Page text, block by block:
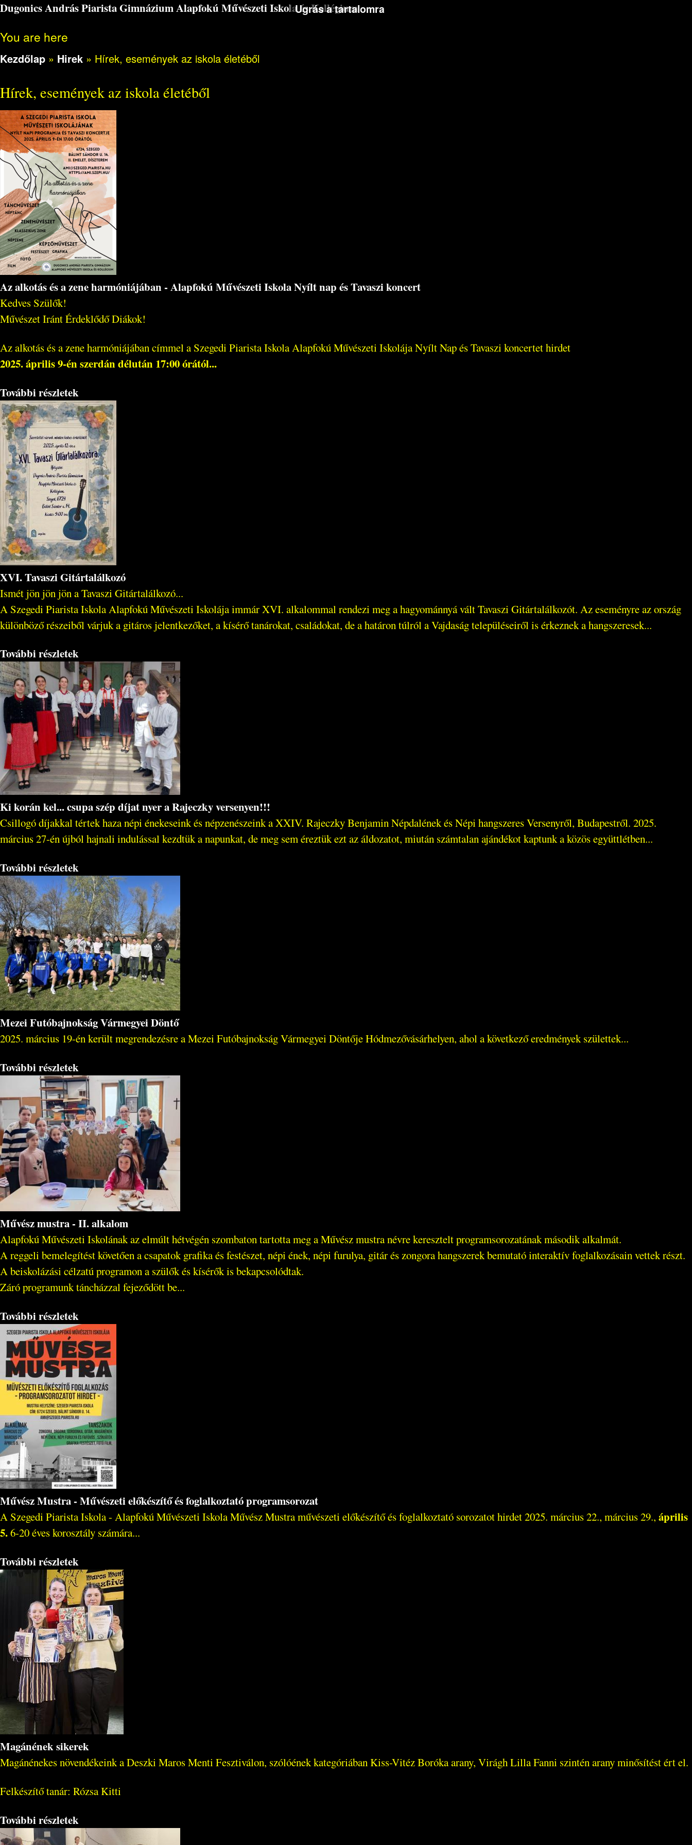
Ugrás a tartalomra
Dugonics András Piarista Gimnázium Alapfokú Művészeti Iskola és Kollégium
You are here
Kezdőlap » Hirek » Hírek, események az iskola életéből
Hírek, események az iskola életéből
Az alkotás és a zene harmóniájában - Alapfokú Művészeti Iskola Nyílt nap és Tavaszi koncert
Kedves Szülők!
Művészet Iránt Érdeklődő Diákok!
Az alkotás és a zene harmóniájában címmel a Szegedi Piarista Iskola Alapfokú Művészeti Iskolája Nyílt Nap és Tavaszi koncertet hirdet
2025. április 9-én szerdán délután 17:00 órától...
További részletek
XVI. Tavaszi Gitártalálkozó
Ismét jön jön jön a Tavaszi Gitártalálkozó...
A Szegedi Piarista Iskola Alapfokú Művészeti Iskolája immár XVI. alkalommal rendezi meg a hagyománnyá vált Tavaszi Gitártalálkozót. Az eseményre az ország
különböző részeiből várjuk a gitáros jelentkezőket, a kísérő tanárokat, családokat, de a határon túlról a Vajdaság településeiről is érkeznek a hangszeresek...
További részletek
Ki korán kel... csupa szép díjat nyer a Rajeczky versenyen!!!
Csillogó díjakkal tértek haza népi énekeseink és népzenészeink a XXIV. Rajeczky Benjamin Népdalének és Népi hangszeres Versenyről, Budapestről. 2025.
március 27-én újból hajnali indulással kezdtük a napunkat, de meg sem éreztük ezt az áldozatot, miután számtalan ajándékot kaptunk a közös együttlétben...
További részletek
Mezei Futóbajnokság Vármegyei Döntő
2025. március 19-én került megrendezésre a Mezei Futóbajnokság Vármegyei Döntője Hódmezővásárhelyen, ahol a következő eredmények születtek...
További részletek
Művész mustra - II. alkalom
Alapfokú Művészeti Iskolának az elmúlt hétvégén szombaton tartotta meg a Művész mustra névre keresztelt programsorozatának második alkalmát.
A reggeli bemelegítést követően a csapatok grafika és festészet, népi ének, népi furulya, gitár és zongora hangszerek bemutató interaktív foglalkozásain vettek részt.
A beiskolázási célzatú programon a szülők és kísérők is bekapcsolódtak.
Záró programunk táncházzal fejeződött be...
További részletek
Művész Mustra - Művészeti előkészítő és foglalkoztató programsorozat
A Szegedi Piarista Iskola - Alapfokú Művészeti Iskola Művész Mustra művészeti előkészítő és foglalkoztató sorozatot hirdet 2025. március 22., március 29., április
5.6-20 éves korosztály számára...
További részletek
Magánének sikerek
Magánénekes növendékeink a Deszki Maros Menti Fesztiválon, szólóének kategóriában Kiss-Vitéz Boróka arany, Virágh Lilla Fanni szintén arany minősítést ért el.
Felkészítő tanár: Rózsa Kitti
További részletek